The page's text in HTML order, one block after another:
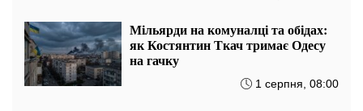
Мільярди на комуналці та обідах:
як Костянтин Ткач тримає Одесу
на гачку
1 серпня, 08:00